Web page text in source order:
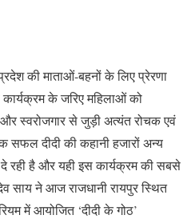
की माताओं-बहनों के लिए प्रेरणा
के जरिए महिलाओं को
और स्वरोजगार से जुड़ी अत्यंत रोचक एवं
सफल दीदी की कहानी हजारों अन्य
रही है और यही इस कार्यक्रम की सबसे
साय ने आज राजधानी रायपुर स्थित
में आयोजित ‘दीदी के गोठ’